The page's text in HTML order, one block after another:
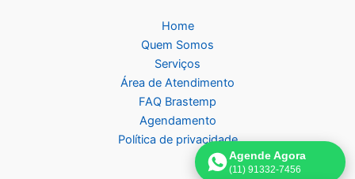
Home
Quem Somos
Serviços
Área de Atendimento
FAQ Brastemp
Agendamento
Política de privacidade
Agende Agora
(11) 91332-7456